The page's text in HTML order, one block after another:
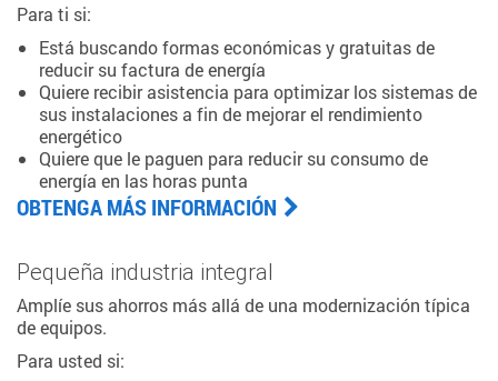
Para ti si:
Está buscando formas económicas y gratuitas de
reducir su factura de energía
Quiere recibir asistencia para optimizar los sistemas de
sus instalaciones a fin de mejorar el rendimiento
energético
Quiere que le paguen para reducir su consumo de
energía en las horas punta
OBTENGA MÁS INFORMACIÓN
Pequeña industria integral
Amplíe sus ahorros más allá de una modernización típica
de equipos.
Para usted si: